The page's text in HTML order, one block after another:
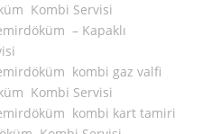
Kombi Servisi
– Kapaklı
kombi gaz valfi
Kombi Servisi
kombi kart tamiri